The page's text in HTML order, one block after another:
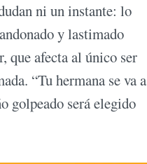
ni un instante: lo
y lastimado
que afecta al único ser
“Tu hermana se va a
golpeado será elegido